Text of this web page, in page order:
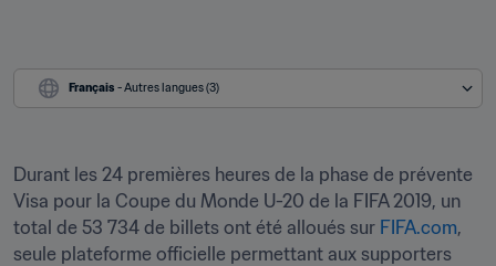
Français - Autres langues (3)
Durant les 24 premières heures de la phase de prévente
Visa pour la Coupe du Monde U-20 de la FIFA 2019, un
total de 53 734 de billets ont été alloués sur FIFA.com,
seule plateforme officielle permettant aux supporters